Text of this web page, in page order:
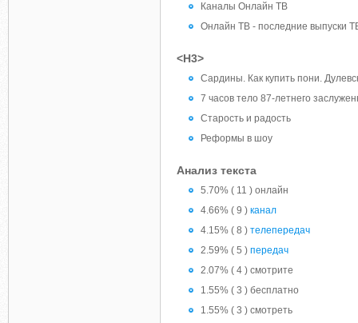
Каналы Онлайн ТВ
Онлайн ТВ - последние выпуски
<H3>
Сардины. Как купить пони.
7 часов тело 87-летнего
Старость и радость
Реформы в шоу
Анализ текста
5.70% ( 11 ) онлайн
4.66% ( 9 ) канал
4.15% ( 8 ) телепередач
2.59% ( 5 ) передач
2.07% ( 4 ) смотрите
1.55% ( 3 ) бесплатно
1.55% ( 3 ) смотреть